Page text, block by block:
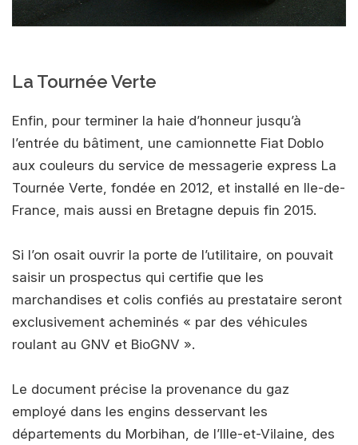
La Tournée Verte
Enfin, pour terminer la haie d’honneur jusqu’à
l’entrée du bâtiment, une camionnette Fiat Doblo
aux couleurs du service de messagerie express La
Tournée Verte, fondée en 2012, et installé en Ile-de-
France, mais aussi en Bretagne depuis fin 2015.
Si l’on osait ouvrir la porte de l’utilitaire, on pouvait
saisir un prospectus qui certifie que les
marchandises et colis confiés au prestataire seront
exclusivement acheminés « par des véhicules
roulant au GNV et BioGNV ».
Le document précise la provenance du gaz
employé dans les engins desservant les
départements du Morbihan, de l’Ille-et-Vilaine, des